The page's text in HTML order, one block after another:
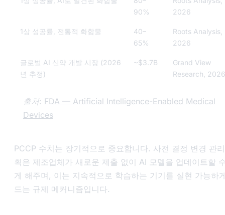
90%
2026
1상 성공률, 전통적 화합물
40–
65%
Roots Analysis,
2026
글로벌 AI 신약 개발 시장 (2026
년 추정)
~$3.7B
Grand View
Research, 2026
출처: FDA — Artificial Intelligence-Enabled Medical
Devices
PCCP 수치는 장기적으로 중요합니다. 사전 결정 변경 관
획은 제조업체가 새로운 제출 없이 AI 모델을 업데이트할
게 해주며, 이는 지속적으로 학습하는 기기를 실현 가능하
드는 규제 메커니즘입니다.